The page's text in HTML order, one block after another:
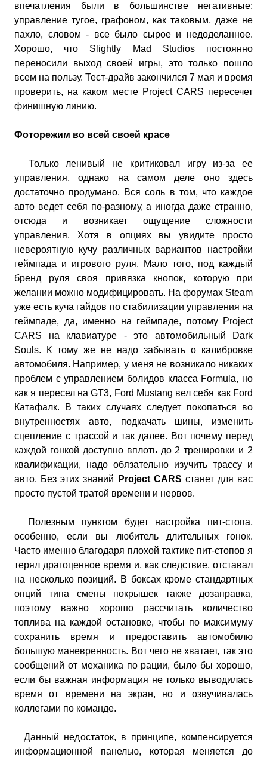
впечатления были в большинстве негативные:
управление тугое, графоном, как таковым, даже не
пахло, словом - все было сырое и недоделанное.
Хорошо, что Slightly Mad Studios постоянно
переносили выход своей игры, это только пошло
всем на пользу. Тест-драйв закончился 7 мая и время
проверить, на каком месте Project CARS пересечет
финишную линию.
Фоторежим во всей своей красе
Только ленивый не критиковал игру из-за ее
управления, однако на самом деле оно здесь
достаточно продумано. Вся соль в том, что каждое
авто ведет себя по-разному, а иногда даже странно,
отсюда и возникает ощущение сложности
управления. Хотя в опциях вы увидите просто
невероятную кучу различных вариантов настройки
геймпада и игрового руля. Мало того, под каждый
бренд руля своя привязка кнопок, которую при
желании можно модифицировать. На форумах Steam
уже есть куча гайдов по стабилизации управления на
геймпаде, да, именно на геймпаде, потому Project
CARS на клавиатуре - это автомобильный Dark
Souls. К тому же не надо забывать о калибровке
автомобиля. Например, у меня не возникало никаких
проблем с управлением болидов класса Formula, но
как я пересел на GT3, Ford Mustang вел себя как Ford
Катафалк. В таких случаях следует покопаться во
внутренностях авто, подкачать шины, изменить
сцепление с трассой и так далее. Вот почему перед
каждой гонкой доступно вплоть до 2 тренировки и 2
квалификации, надо обязательно изучить трассу и
авто. Без этих знаний
Project CARS станет для вас
просто пустой тратой времени и нервов.
Полезным пунктом будет настройка пит-стопа,
особенно, если вы любитель длительных гонок.
Часто именно благодаря плохой тактике пит-стопов я
терял драгоценное время и, как следствие, отставал
на несколько позиций. В боксах кроме стандартных
опций типа смены покрышек также дозаправка,
поэтому важно хорошо рассчитать количество
топлива на каждой остановке, чтобы по максимуму
сохранить время и предоставить автомобилю
большую маневренность. Вот чего не хватает, так это
сообщений от механика по рации, было бы хорошо,
если бы важная информация не только выводилась
время от времени на экран, но и озвучивалась
коллегами по команде.
Данный недостаток, в принципе, компенсируется
информационной панелью, которая меняется до